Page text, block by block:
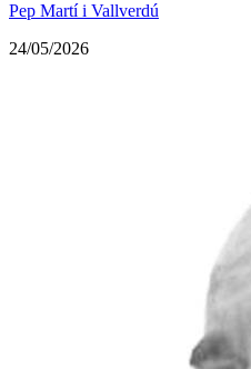
Pep Martí i Vallverdú
24/05/2026